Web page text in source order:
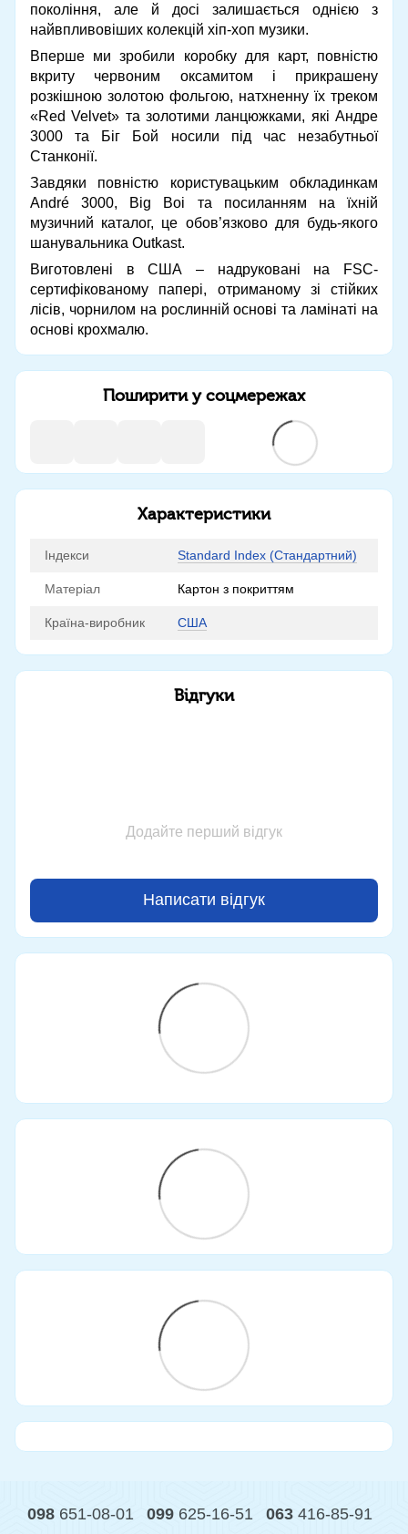
покоління, але й досі залишається однією з
найвпливовіших колекцій хіп-хоп музики.
Вперше ми зробили коробку для карт, повністю
вкриту червоним оксамитом і прикрашену
розкішною золотою фольгою, натхненну їх треком
«Red Velvet» та золотими ланцюжками, які Андре
3000 та Біг Бой носили під час незабутньої
Станконії.
Завдяки повністю користувацьким обкладинкам
André 3000, Big Boi та посиланням на їхній
музичний каталог, це обов’язково для будь-якого
шанувальника Outkast.
Виготовлені в США – надруковані на FSC-
сертифікованому папері, отриманому зі стійких
лісів, чорнилом на рослинній основі та ламінаті на
основі крохмалю.
Поширити у соцмережах
Характеристики
Індекси Standard Index (Стандартний)
Матеріал Картон з покриттям
Країна-виробник США
Відгуки
Додайте перший відгук
Написати відгук
098 651-08-01 099 625-16-51 063 416-85-91